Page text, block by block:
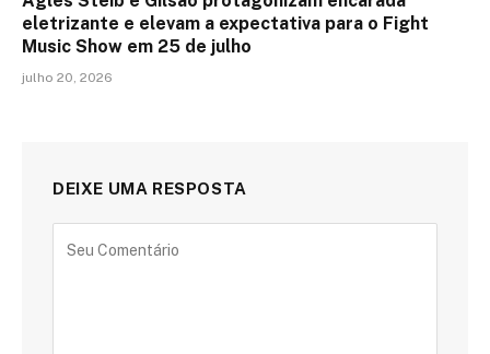
eletrizante e elevam a expectativa para o Fight
Music Show em 25 de julho
julho 20, 2026
DEIXE UMA RESPOSTA